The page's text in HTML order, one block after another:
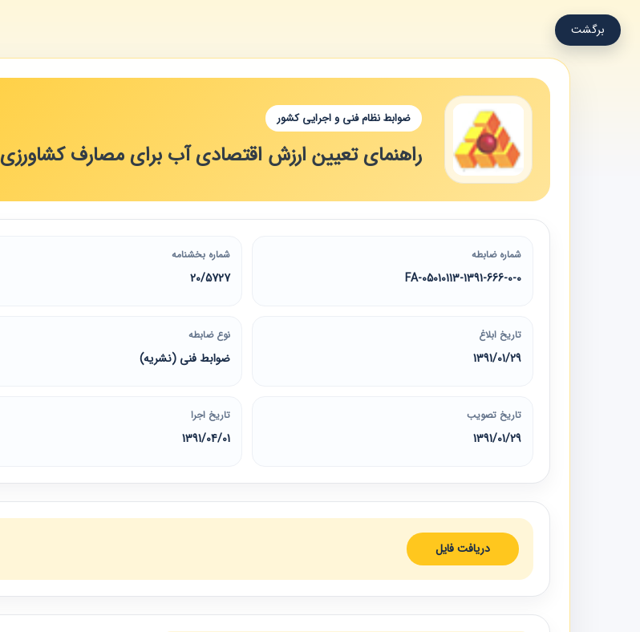
برگشت
ضوابط نظام فنی و اجرایی کشور
راهنمای تعیین ارزش اقتصادی آب برای مصارف کشاورزی
شماره ضابطه
05010113-1391-666-0-0-FA
شماره بخشنامه
20/5727
تاریخ ابلاغ
1391/01/29
نوع ضابطه
ضوابط فنی (نشریه)
تاریخ تصویب
1391/01/29
تاریخ اجرا
1391/04/01
دریافت فایل